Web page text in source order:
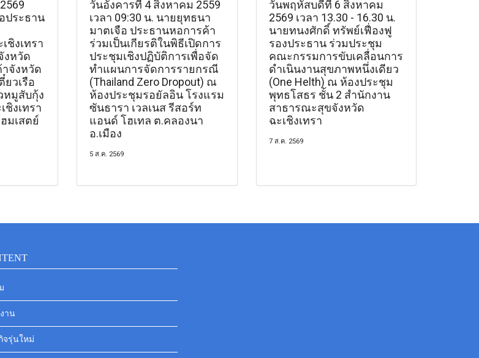
ประธาน
ชิงเทรา
งหวัด
จังหวัด
ยวเรือ
หมูสับกุ้ง
ชิงเทรา
มเสตย์
วันอังคารที่ 4 สิงหาคม 2559
เวลา 09:30 น. นายยุทธนา
มาตเจือ ประธานหอการค้า
ร่วมเป็นเกียรติในพิธีเปิดการ
ประชุมเชิงปฏิบัติการเพื่อจัด
ทำแผนการจัดการรายกรณี
(Thailand Zero Dropout) ณ
ห้องประชุมรอยัลอิน โรงแรม
ซันธารา เวลเนส รีสอร์ท
แอนด์ โฮเทล ต.คลองนา
อ.เมือง
5 ส.ค. 2569
วันพฤหัสบดีที่ 6 สิงหาคม
2569 เวลา 13.30 - 16.30 น.
นายทนงศักดิ์ ทรัพย์เฟื่องฟู
รองประธาน ร่วมประชุม
คณะกรรมการขับเคลื่อนการ
ดำเนินงานสุขภาพหนึ่งเดียว
(One Helth) ณ ห้องประชุม
พุทธโสธร ชั้น 2 สำนักงาน
สาธารณะสุขจังหวัด
ฉะเชิงเทรา
7 ส.ค. 2569
าน
จรุ่นใหม่